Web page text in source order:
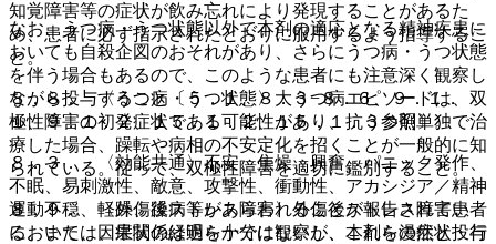
知覚障害等の症状が飲み忘れにより発現することがあるた
め、患者に必ず指示されたとおりに服用するよう指導するこ
と。
８．８． 〈うつ病・うつ状態〉大うつ病エピソードは、双
極性障害の初発症状である可能性があり、抗うつ剤単独で治
療した場合、躁転や病相の不安定化を招くことが一般的に知
られている。従って、双極性障害を適切に鑑別すること。
８．９． 〈外傷後ストレス障害〉外傷後ストレス障害患者
においては、症状の経過を十分に観察し、本剤を漫然と投与
なお、うつ病・うつ状態以外で本剤の適応となる精神疾患に
おいても自殺企図のおそれがあり、さらにうつ病・うつ状態
を伴う場合もあるので、このような患者にも注意深く観察し
ながら投与すること〔５．１、８．３−８．６、９．１．
１、９．１．２、１５．１．２、１５．１．３参照〕。
８．３． 〈効能共通〉不安、焦燥、興奮、パニック発作、
不眠、易刺激性、敵意、攻撃性、衝動性、アカシジア／精神
運動不穏、軽躁、躁病等があらわれることが報告されてい
る。また、因果関係は明らかではないが、これらの症状・行